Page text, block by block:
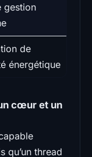
gestion
de
énergétique
cœur et un
qu’un thread